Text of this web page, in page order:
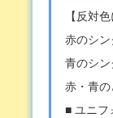
【反対
赤のシ
青のシ
赤・青
■ ユニフ